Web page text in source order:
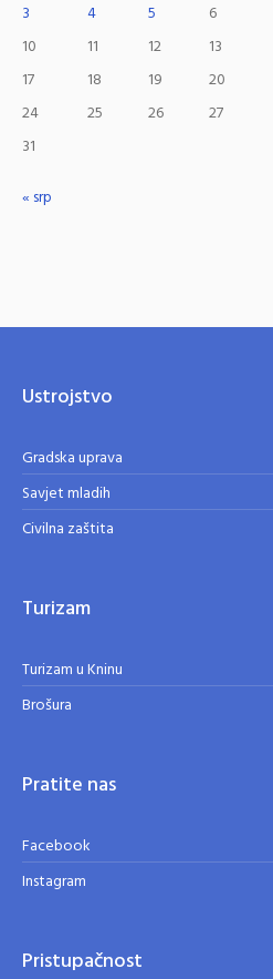
3
4 5 6
10
11 12 13
17
18 19 20
24
25 26 27
31
« srp
Ustrojstvo
Gradska uprava
Savjet mladih
Civilna zaštita
Turizam
Turizam u Kninu
Brošura
Pratite nas
Facebook
Instagram
Pristupačnost